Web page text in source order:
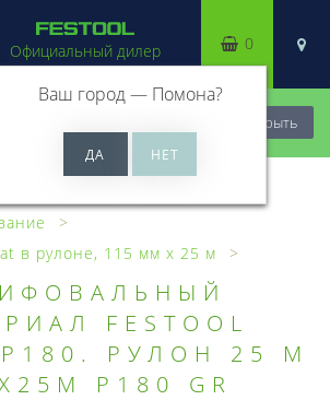
успей купить! Закрыть
Официальный дилер
Ваш город — Помона?
0
материал
в рулоне, 115 мм x 25 м
FESTOOL
P180. РУЛОН 25 М
P180 GR